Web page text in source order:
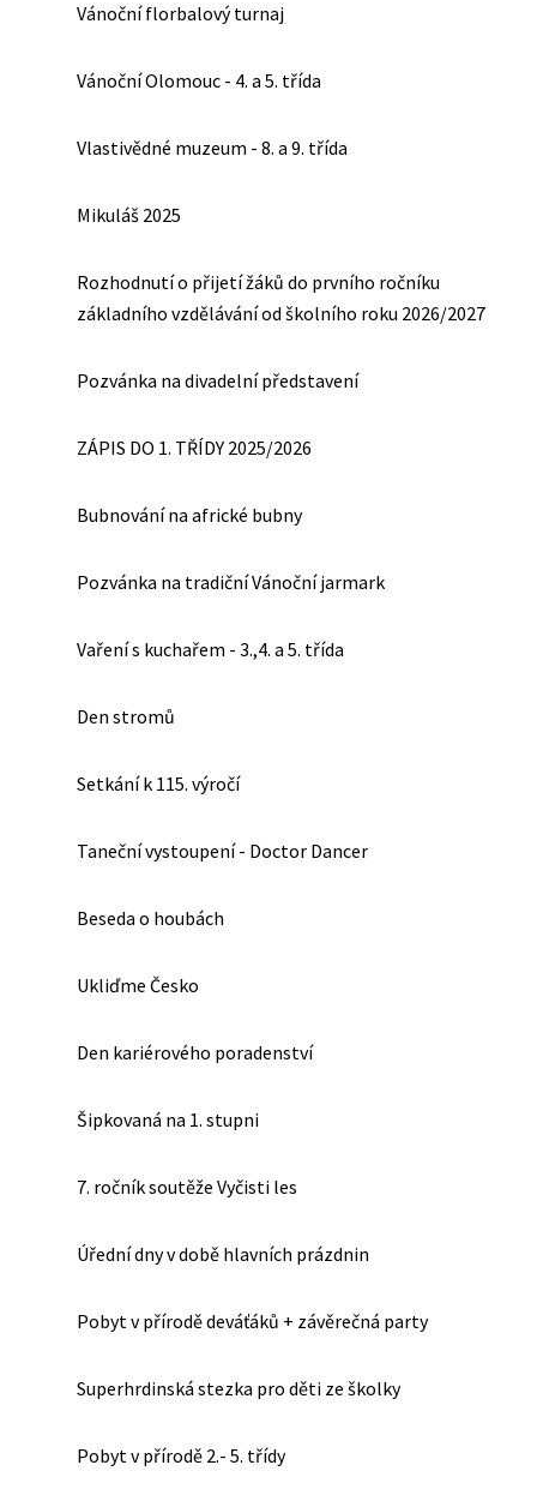
Vánoční florbalový turnaj
Vánoční Olomouc - 4. a 5. třída
Vlastivědné muzeum - 8. a 9. třída
Mikuláš 2025
Rozhodnutí o přijetí žáků do prvního ročníku
základního vzdělávání od školního roku 2026/2027
Pozvánka na divadelní představení
ZÁPIS DO 1. TŘÍDY 2025/2026
Bubnování na africké bubny
Pozvánka na tradiční Vánoční jarmark
Vaření s kuchařem - 3.,4. a 5. třída
Den stromů
Setkání k 115. výročí
Taneční vystoupení - Doctor Dancer
Beseda o houbách
Ukliďme Česko
Den kariérového poradenství
Šipkovaná na 1. stupni
7. ročník soutěže Vyčisti les
Úřední dny v době hlavních prázdnin
Pobyt v přírodě deváťáků + závěrečná party
Superhrdinská stezka pro děti ze školky
Pobyt v přírodě 2.- 5. třídy